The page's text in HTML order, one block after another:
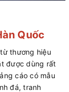
Quốc
thương hiệu
được dùng rất
cáo có mẫu
đá, tranh